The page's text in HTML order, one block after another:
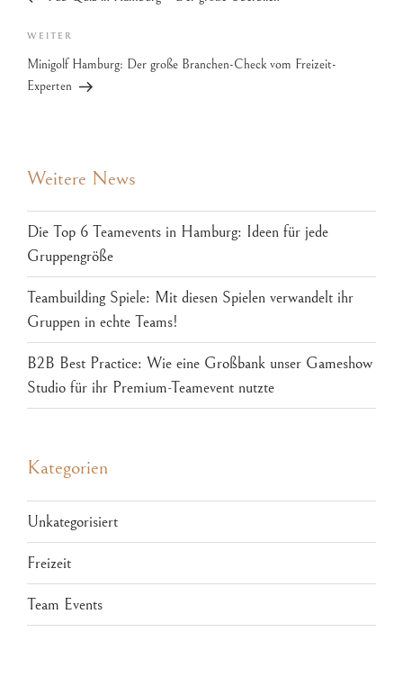
WEITER
Minigolf Hamburg: Der große Branchen-Check vom Freizeit-
Experten
Weitere News
Die Top 6 Teamevents in Hamburg: Ideen für jede
Gruppengröße
Teambuilding Spiele: Mit diesen Spielen verwandelt ihr
Gruppen in echte Teams!
B2B Best Practice: Wie eine Großbank unser Gameshow
Studio für ihr Premium-Teamevent nutzte
Kategorien
Unkategorisiert
Freizeit
Team Events